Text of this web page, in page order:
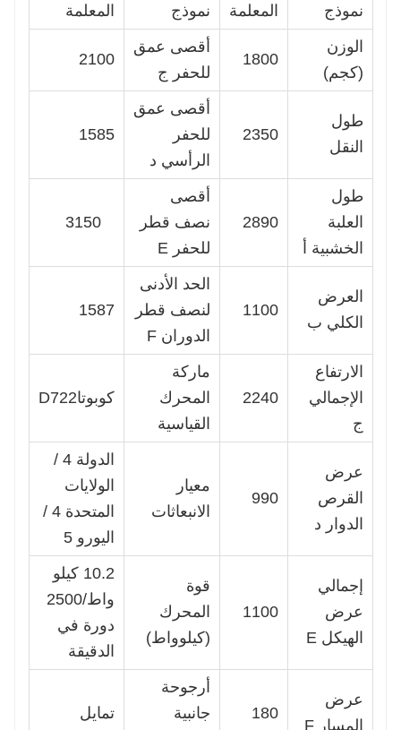
نموذج المعلمة نموذج
المعلمة
الوزن
(كجم)
1800
أقصى عمق
للحفر ج
2100
طول
النقل
2350
أقصى عمق
للحفر
الرأسي د
1585
طول
العلبة
الخشبية أ
2890
أقصى
نصف قطر
للحفر E
العرض
الكلي ب
1100
الحد الأدنى
لنصف قطر
الدوران F
1587
الارتفاع
الإجمالي
ج
2240
ماركة
المحرك
القياسية
كوبوتاD722
عرض
القرص
الدوار د
990
معيار
الانبعاثات
الدولة 4 /
الولايات
المتحدة 4 /
اليورو 5
إجمالي
عرض
الهيكل E
1100
قوة
المحرك
(كيلوواط)
10.2 كيلو
واط/2500
دورة في
الدقيقة
عرض
المسار F
180
أرجوحة
جانبية
تمايل